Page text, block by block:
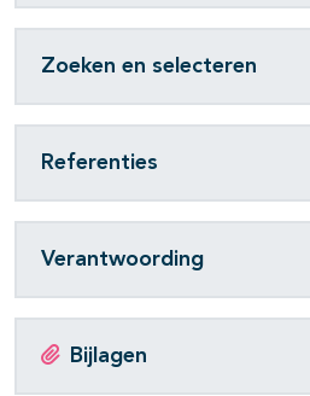
Zoeken en selecteren
Referenties
Verantwoording
Bijlagen